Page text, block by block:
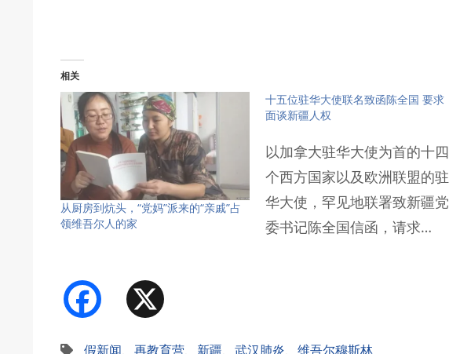
相关
从厨房到炕头，“党妈”派来的“亲戚”占
领维吾尔人的家
十五位驻华大使联名致函陈全国 要求
面谈新疆人权
以加拿大驻华大使为首的十四
个西方国家以及欧洲联盟的驻
华大使，罕见地联署致新疆党
委书记陈全国信函，请求…
Facebook
假新闻 再教育营 新疆 武汉肺炎 维吾尔穆斯林